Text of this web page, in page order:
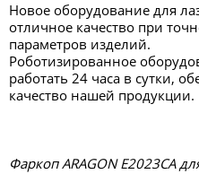
Новое оборудование для
отличное качество при
параметров изделий.
Роботизированное
работать 24 часа в сутки,
качество нашей продукции.
Фаркоп ARAGON E2023CA